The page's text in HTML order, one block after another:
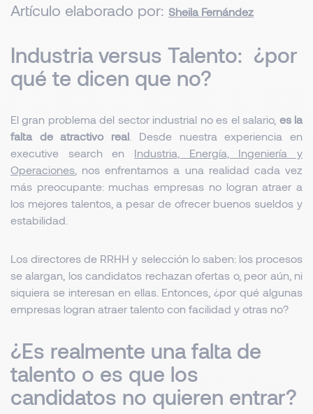
Artículo elaborado por: Sheila Fernández
Industria versus Talento: ¿por
qué te dicen que no?
El gran problema del sector industrial no es el salario, es la
falta de atractivo real . Desde nuestra experiencia en
executive search en Industria, Energía, Ingeniería y
Operaciones , nos enfrentamos a una realidad cada vez
más preocupante: muchas empresas no logran atraer a
los mejores talentos, a pesar de ofrecer buenos sueldos y
estabilidad.
Los directores de RRHH y selección lo saben: los procesos
se alargan, los candidatos rechazan ofertas o, peor aún, ni
siquiera se interesan en ellas. Entonces, ¿por qué algunas
empresas logran atraer talento con facilidad y otras no?
¿Es realmente una falta de
talento o es que los
candidatos no quieren entrar?